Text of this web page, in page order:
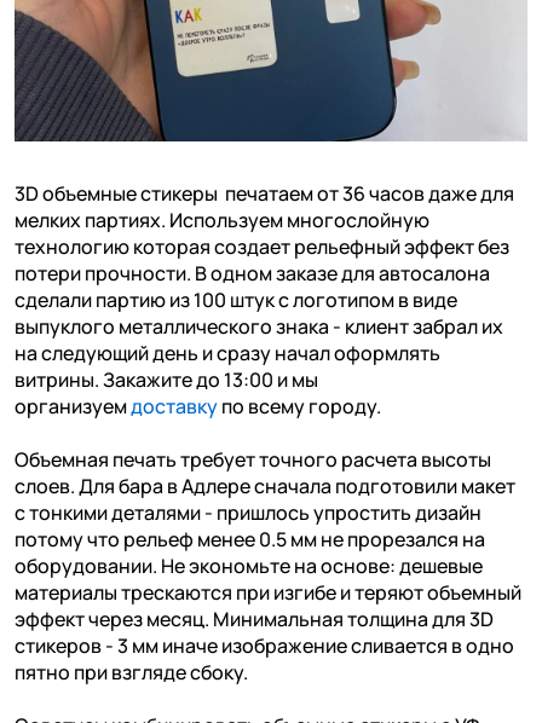
3D объемные стикеры печатаем от 36 часов даже для
мелких партиях. Используем многослойную
технологию которая создает рельефный эффект без
потери прочности. В одном заказе для автосалона
сделали партию из 100 штук с логотипом в виде
выпуклого металлического знака - клиент забрал их
на следующий день и сразу начал оформлять
витрины. Закажите до 13:00 и мы
организуемдоставкупо всему городу.
Объемная печать требует точного расчета высоты
слоев. Для бара в Адлере сначала подготовили макет
с тонкими деталями - пришлось упростить дизайн
потому что рельеф менее 0.5 мм не прорезался на
оборудовании. Не экономьте на основе: дешевые
материалы трескаются при изгибе и теряют объемный
эффект через месяц. Минимальная толщина для 3D
стикеров - 3 мм иначе изображение сливается в одно
пятно при взгляде сбоку.